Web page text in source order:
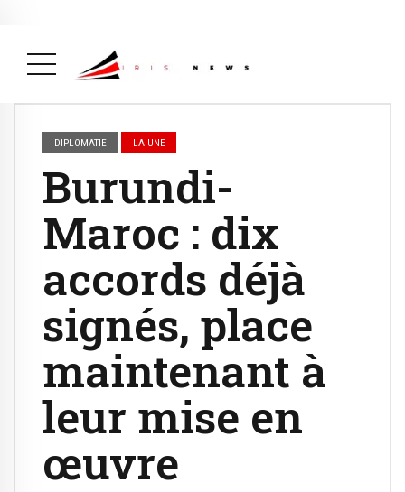
DIPLOMATIE LA UNE
Burundi-
Maroc : dix
accords déjà
signés, place
maintenant à
leur mise en
œuvre